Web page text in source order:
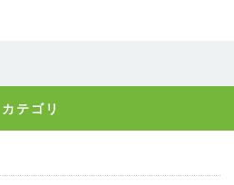
カテゴリ